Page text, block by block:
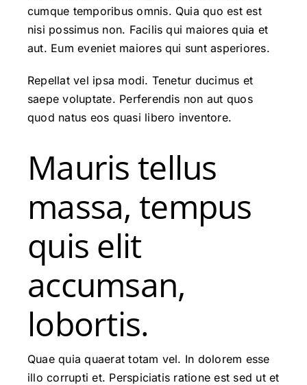
cumque temporibus omnis. Quia quo est est
nisi possimus non. Facilis qui maiores quia et
aut. Eum eveniet maiores qui sunt asperiores.
Repellat vel ipsa modi. Tenetur ducimus et
saepe voluptate. Perferendis non aut quos
quod natus eos quasi libero inventore.
Mauris tellus
massa, tempus
quis elit
accumsan,
lobortis.
Quae quia quaerat totam vel. In dolorem esse
illo corrupti et. Perspiciatis ratione est sed ut et